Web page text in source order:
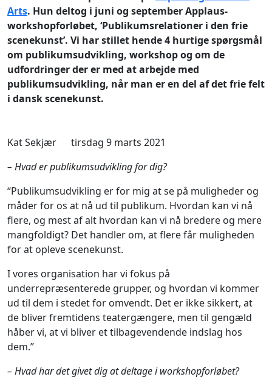
Arts. Hun deltog i juni og september Applaus-
workshopforløbet, ‘Publikumsrelationer i den frie
scenekunst’. Vi har stillet hende 4 hurtige spørgsmål
om publikumsudvikling, workshop og om de
udfordringer der er med at arbejde med
publikumsudvikling, når man er en del af det frie felt
i dansk scenekunst.
Kat Sekjær
tirsdag 9 marts 2021
– Hvad er publikumsudvikling for dig?
“Publikumsudvikling er for mig at se på muligheder og
måder for os at nå ud til publikum. Hvordan kan vi nå
flere, og mest af alt hvordan kan vi nå bredere og mere
mangfoldigt? Det handler om, at flere får muligheden
for at opleve scenekunst.
I vores organisation har vi fokus på
underrepræsenterede grupper, og hvordan vi kommer
ud til dem i stedet for omvendt. Det er ikke sikkert, at
de bliver fremtidens teatergængere, men til gengæld
håber vi, at vi bliver et tilbagevendende indslag hos
dem.”
– Hvad har det givet dig at deltage i workshopforløbet?